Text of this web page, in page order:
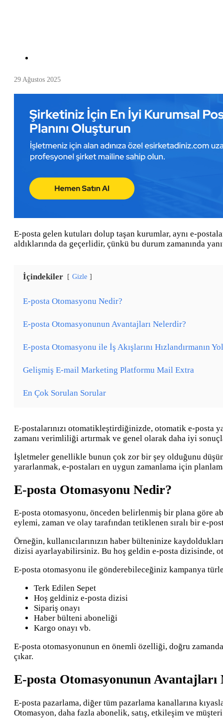
29 Ağustos 2025
E-posta gelen kutuları dolup taşan kurumlar, aynı e-
aldıklarında da geçerlidir, çünkü bu durum zamanında
İçindekiler Gizle
E-posta Otomasyonu Nedir?
E-posta Otomasyonunun Avantajları Nelerdir?
E-posta Otomasyonu ile İş Akışlarını Hızlandırmanın
Gelişmiş E-mail Marketing Platformu Mail Extra
En Çok Sorulan Sorular
E-postalarınızı otomatikleştirdiğinizde, otomatik e-posta
zamanı verimliliği artırmak ve genel olarak daha iyi
İşletmeler genellikle bunun çok zor bir şey olduğunu
yararlanmak, e-postaları en uygun zamanlama için
E-posta Otomasyonu Nedir?
E-posta otomasyonu, önceden belirlenmiş bir plana göre
eylemi, zaman ve olay tarafından tetiklenen sıralı bir e-
Örneğin, kullanıcılarınızın haber bülteninize
dizisi ayarlayabilirsiniz. Bu hoş geldin e-posta dizisinde,
E-posta otomasyonu ile gönderebileceğiniz kampanya
Terk Edilen Sepet
Hoş geldiniz e-posta dizisi
Sipariş onayı
Haber bülteni aboneliği
Kargo onayı vb.
E-posta otomasyonunun en önemli özelliği, doğru
çıkar.
E-posta Otomasyonunun
E-posta pazarlama, diğer tüm pazarlama kanallarına
Otomasyon, daha fazla abonelik, satış, etkileşim ve müşteri